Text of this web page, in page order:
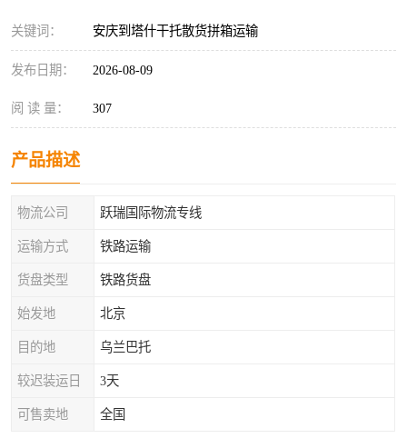
关键词： 安庆到塔什干托散货拼箱运输
发布日期： 2026-08-09
阅 读 量： 307
产品描述
物流公司 跃瑞国际物流专线
运输方式 铁路运输
货盘类型 铁路货盘
始发地 北京
目的地 乌兰巴托
较迟装运日 3天
可售卖地 全国